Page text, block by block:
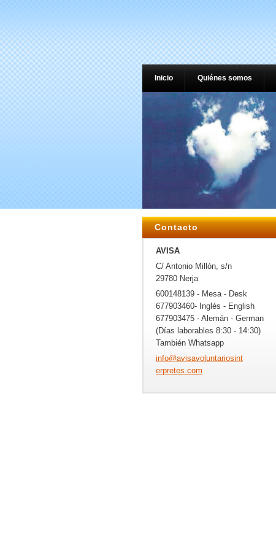
Contacto
AVISA
C/ Antonio Millón, s/n
29780 Nerja
600148139 - Mesa - Desk
677903460- Inglés - English
677903475 - Alemán - German
(Días laborables 8:30 - 14:30)
También Whatsapp
info@avisavoluntariosint
erpretes.com
Inicio Quiénes somos